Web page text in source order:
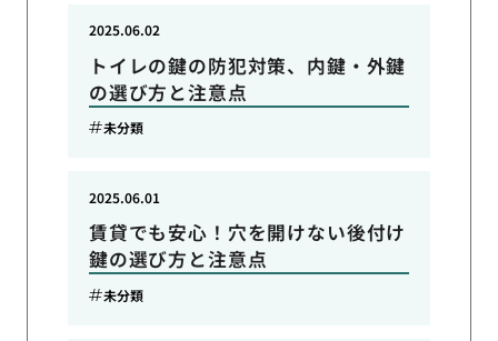
トイレの鍵の防犯対策、内鍵・外鍵
の選び方と注意点
2025.06.02
未分類
賃貸でも安心！穴を開けない後付け
鍵の選び方と注意点
2025.06.01
未分類